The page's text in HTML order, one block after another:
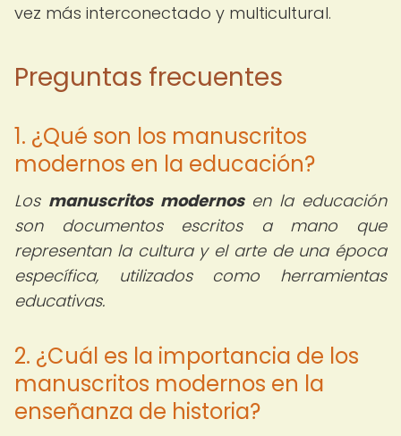
vez más interconectado y multicultural.
Preguntas frecuentes
1. ¿Qué son los manuscritos
modernos en la educación?
Los manuscritos modernosen la educación
son documentos escritos a mano que
representan la cultura y el arte de una época
específica, utilizados como herramientas
educativas.
2. ¿Cuál es la importancia de los
manuscritos modernos en la
enseñanza de historia?